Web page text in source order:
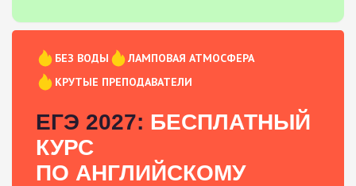
БЕЗ ВОДЫ
ЛАМПОВАЯ АТМОСФЕРА
КРУТЫЕ ПРЕПОДАВАТЕЛИ
ЕГЭ 2027: БЕСПЛАТНЫЙ
КУРС
ПО АНГЛИЙСКОМУ